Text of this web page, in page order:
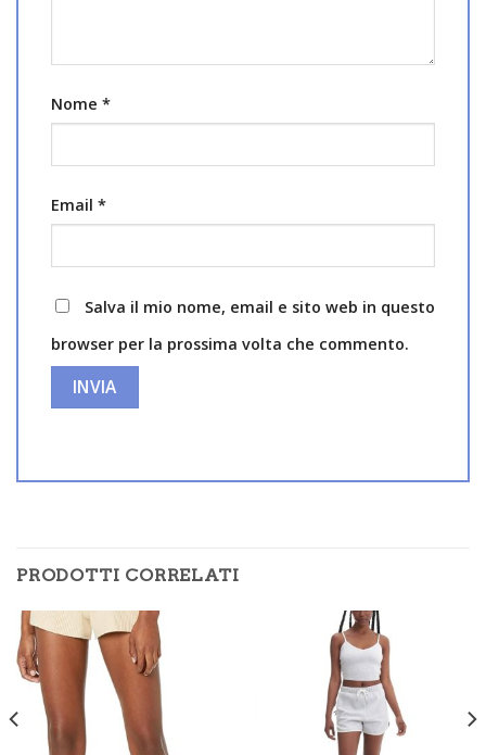
Nome *
Email *
Salva il mio nome, email e sito web in questo
browser per la prossima volta che commento.
PRODOTTI CORRELATI